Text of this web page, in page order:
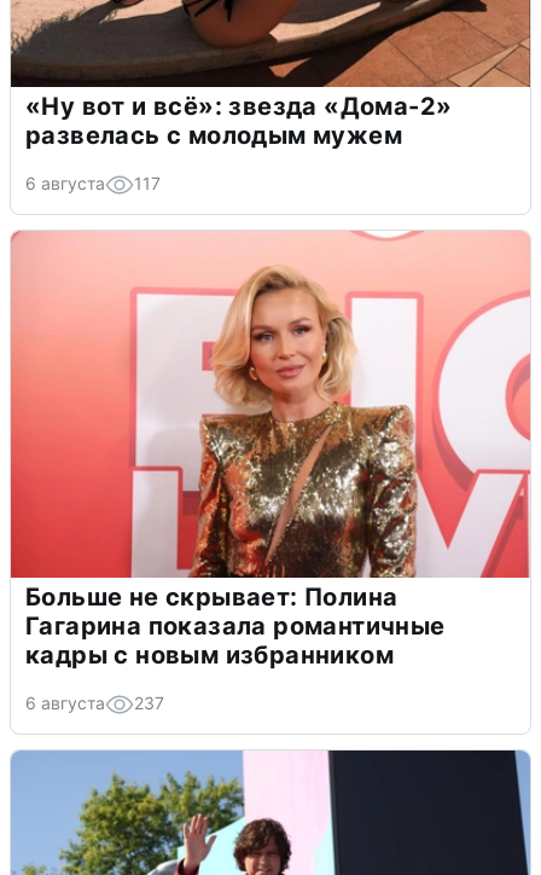
«Ну вот и всё»: звезда «Дома-2»
развелась с молодым мужем
6 августа 117
Больше не скрывает: Полина
Гагарина показала романтичные
кадры с новым избранником
6 августа 237